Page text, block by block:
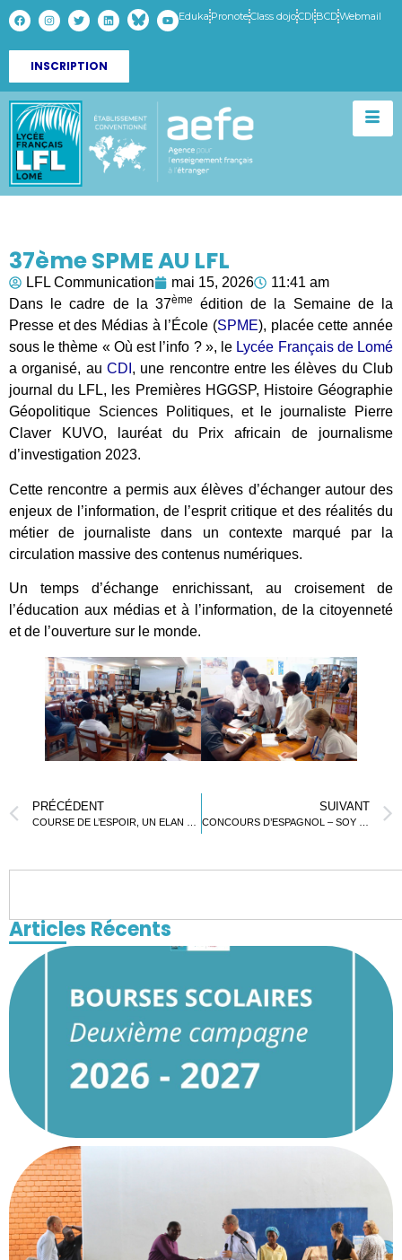
Eduka PronoteClass dojoCDI BCDWebmail
INSCRIPTION
37ème SPME AU LFL
LFL Communication mai 15, 2026
11:41 am
Dans le cadre de la 37ème
édition de la Semaine de la
Presse et des Médias à l’École (SPME), placée cette année
sous le thème « Où est l’info ? », le Lycée Français de Lomé
a organisé, au CDI , une rencontre entre les élèves du Club
journal du LFL, les Premières HGGSP, Histoire Géographie
Géopolitique Sciences Politiques, et le journaliste Pierre
Claver KUVO, lauréat du Prix africain de journalisme
d’investigation 2023.
Cette rencontre a permis aux élèves d’échanger autour des
enjeux de l’information, de l’esprit critique et des réalités du
métier de journaliste dans un contexte marqué par la
circulation massive des contenus numériques.
Un temps d’échange enrichissant, au croisement de
l’éducation aux médias et à l’information, de la citoyenneté
et de l’ouverture sur le monde.
PRÉCÉDENT SUIVANT
Articles Récents